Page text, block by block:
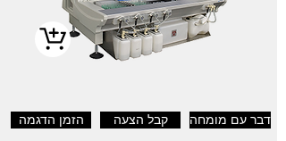
הזמן הדגמה קבל הצעה דבר עם מומחה